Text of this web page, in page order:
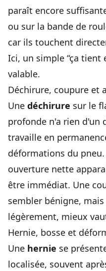
paraît encore
ou sur la bande de
car ils touchent
Ici, un simple “ça tient
valable.
Déchirure, coupure et
Une déchirure sur le
profonde n'a rien d'un
travaille en
déformations du
ouverture nette
être immédiat. Une
sembler bénigne,
légèrement, mieux
Hernie, bosse et
Une hernie se
localisée, souvent